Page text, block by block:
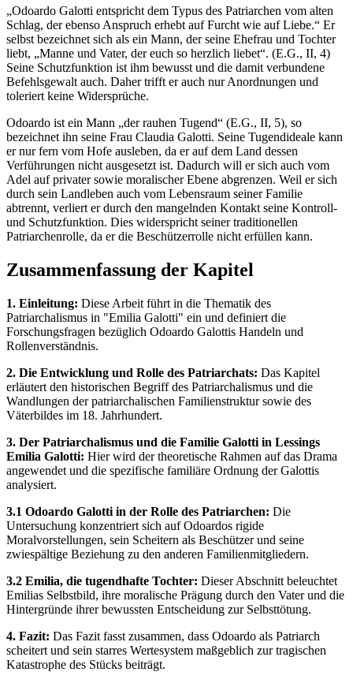
„Odoardo Galotti entspricht dem Typus des Patriarchen vom alten
Schlag, der ebenso Anspruch erhebt auf Furcht wie auf Liebe.“ Er
selbst bezeichnet sich als ein Mann, der seine Ehefrau und Tochter
liebt, „Manne und Vater, der euch so herzlich liebet“. (E.G., II, 4)
Seine Schutzfunktion ist ihm bewusst und die damit verbundene
Befehlsgewalt auch. Daher trifft er auch nur Anordnungen und
toleriert keine Widersprüche.
Odoardo ist ein Mann „der rauhen Tugend“ (E.G., II, 5), so
bezeichnet ihn seine Frau Claudia Galotti. Seine Tugendideale kann
er nur fern vom Hofe ausleben, da er auf dem Land dessen
Verführungen nicht ausgesetzt ist. Dadurch will er sich auch vom
Adel auf privater sowie moralischer Ebene abgrenzen. Weil er sich
durch sein Landleben auch vom Lebensraum seiner Familie
abtrennt, verliert er durch den mangelnden Kontakt seine Kontroll-
und Schutzfunktion. Dies widerspricht seiner traditionellen
Patriarchenrolle, da er die Beschützerrolle nicht erfüllen kann.
Zusammenfassung der Kapitel
1. Einleitung: Diese Arbeit führt in die Thematik des
Patriarchalismus in "Emilia Galotti" ein und definiert die
Forschungsfragen bezüglich Odoardo Galottis Handeln und
Rollenverständnis.
2. Die Entwicklung und Rolle des Patriarchats: Das Kapitel
erläutert den historischen Begriff des Patriarchalismus und die
Wandlungen der patriarchalischen Familienstruktur sowie des
Väterbildes im 18. Jahrhundert.
3. Der Patriarchalismus und die Familie Galotti in Lessings
Emilia Galotti: Hier wird der theoretische Rahmen auf das Drama
angewendet und die spezifische familiäre Ordnung der Galottis
analysiert.
3.1 Odoardo Galotti in der Rolle des Patriarchen: Die
Untersuchung konzentriert sich auf Odoardos rigide
Moralvorstellungen, sein Scheitern als Beschützer und seine
zwiespältige Beziehung zu den anderen Familienmitgliedern.
3.2 Emilia, die tugendhafte Tochter: Dieser Abschnitt beleuchtet
Emilias Selbstbild, ihre moralische Prägung durch den Vater und die
Hintergründe ihrer bewussten Entscheidung zur Selbsttötung.
4. Fazit: Das Fazit fasst zusammen, dass Odoardo als Patriarch
scheitert und sein starres Wertesystem maßgeblich zur tragischen
Katastrophe des Stücks beiträgt.